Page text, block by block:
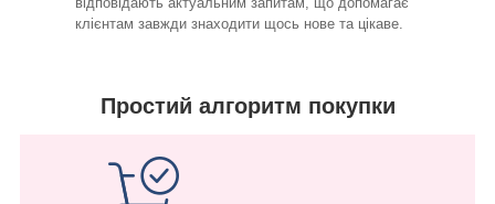
клієнтам завжди знаходити щось нове та цікаве.
Простий алгоритм покупки